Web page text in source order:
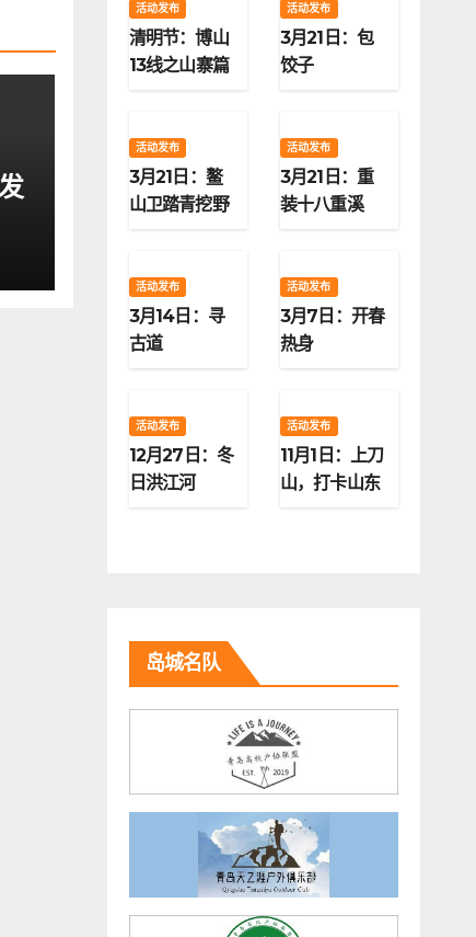
活动发布
清明节：博山
13线之山寨篇
活动发布
3月21日：包
饺子
活动发布
3月21日：鳌
山卫踏青挖野
活动发布
3月21日：重
装十八重溪
活动发布
3月14日：寻
古道
活动发布
3月7日：开春
热身
活动发布
12月27日：冬
日洪江河
活动发布
11月1日：上刀
山，打卡山东
岛城名队